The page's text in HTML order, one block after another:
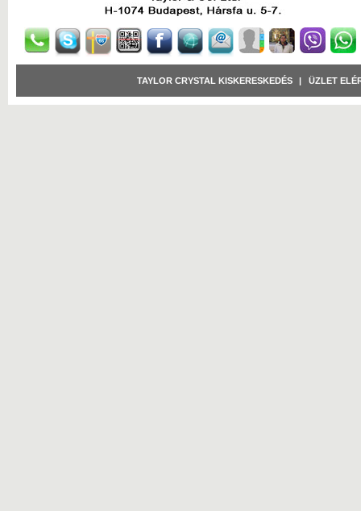
TAYLOR CRYSTAL KISKERESKEDÉS | ÜZLET